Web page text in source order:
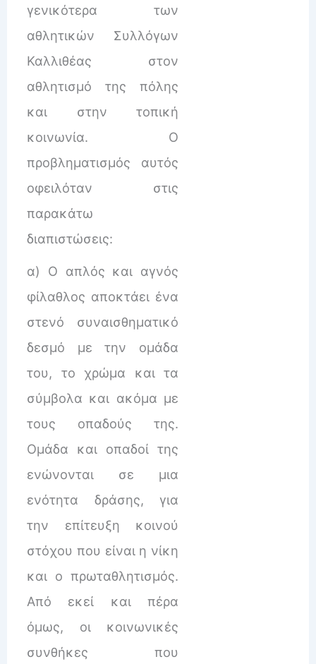
γενικότερα των
αθλητικών Συλλόγων
Καλλιθέας στον
αθλητισμό της πόλης
και στην τοπική
κοινωνία. Ο
προβληματισμός αυτός
οφειλόταν στις
παρακάτω
διαπιστώσεις:
α) Ο απλός και αγνός
φίλαθλος αποκτάει ένα
στενό συναισθηματικό
δεσμό με την ομάδα
του, το χρώμα και τα
σύμβολα και ακόμα με
τους οπαδούς της.
Ομάδα και οπαδοί της
ενώνονται σε μια
ενότητα δράσης, για
την επίτευξη κοινού
στόχου που είναι η νίκη
και ο πρωταθλητισμός.
Από εκεί και πέρα
όμως, οι κοινωνικές
συνθήκες που